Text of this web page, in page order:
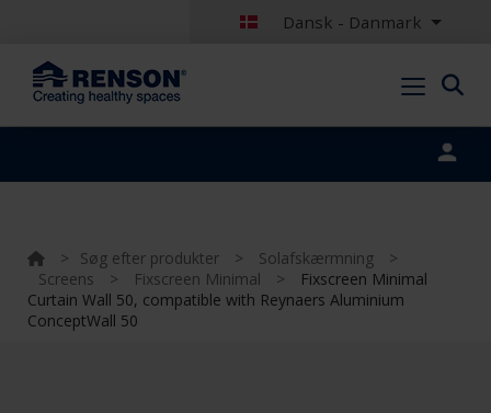
Dansk - Danmark
> Søg efter produkter > Solafskærmning
>
Screens
> Fixscreen Minimal >
Fixscreen Minimal
Curtain Wall 50, compatible with Reynaers Aluminium
ConceptWall 50